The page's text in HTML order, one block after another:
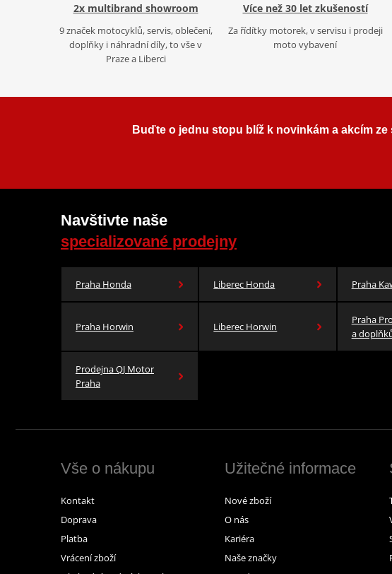
2x multibrand showroom
9 značek motocyklů, servis, oblečení,
doplňky i náhradní díly, to vše v
Praze a Liberci
Více než 30 let zkušeností
Za řídítky motorek, v servisu i prodeji
moto vybavení
Buďte o jednu stopu blíž k novinkám a akcím ze
Navštivte naše
specializované prodejny
Praha Honda Liberec Honda Praha
Praha Horwin Liberec Horwin
Praha
a
Prodejna QJ Motor
Praha
Vše o nákupu
Kontakt
Doprava
Platba
Vrácení zboží
Užitečné informace
Nové zboží
O nás
Kariéra
Naše značky